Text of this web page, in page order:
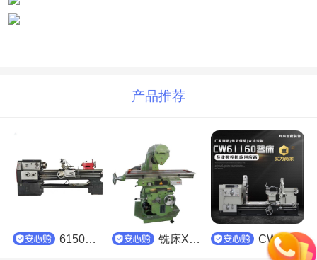
产品推荐
6150普通车床 铣床X6132 CW61160普通车床